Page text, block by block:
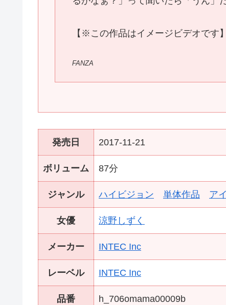
【※この作品はイメージビデオです】
FANZA
発売日 2017-11-21
ボリューム 87分
ジャンル ハイビジョン 単体作品 ア
女優 涼野しずく
メーカー INTEC Inc
レーベル INTEC Inc
品番 h_706omama00009b